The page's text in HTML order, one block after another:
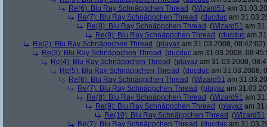
Re(6): Blu Ray Schnäppchen Thread (Wizard51 am
Re(7): Blu Ray Schnäppchen Thread (ducduc am
Re(8): Blu Ray Schnäppchen Thread (Wizard51 am
Re(9): Blu Ray Schnäppchen Thread (ducduc am
Re(2): Blu Ray Schnäppchen Thread (playaz am 31.03.2008, 08:42:02)
Re(3): Blu Ray Schnäppchen Thread (ducduc am 31.03.2008,
Re(4): Blu Ray Schnäppchen Thread (playaz am 31.03.2008,
Re(5): Blu Ray Schnäppchen Thread (ducduc am 31.03.2008,
Re(6): Blu Ray Schnäppchen Thread (Wizard51 am
Re(7): Blu Ray Schnäppchen Thread (playaz am
Re(8): Blu Ray Schnäppchen Thread (Wizard51 am
Re(9): Blu Ray Schnäppchen Thread (playaz am
Re(10): Blu Ray Schnäppchen Thread (Wizard51
Re(7): Blu Ray Schnäppchen Thread (ducduc am